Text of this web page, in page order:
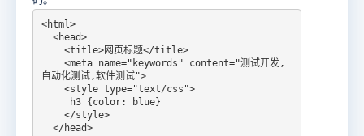
<html>
自动化测试,软件测试">